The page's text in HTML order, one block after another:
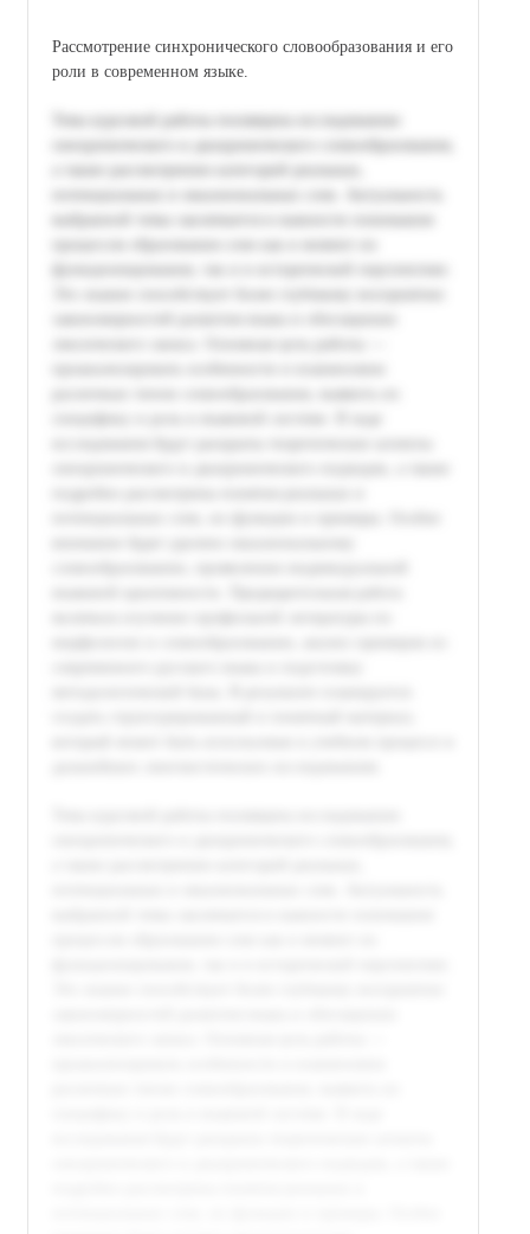
Рассмотрение синхронического словообразования и его
роли в современном языке.